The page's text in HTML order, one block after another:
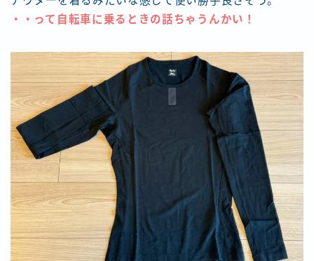
・・って自転車に乗るときの話ちゃうんかい！